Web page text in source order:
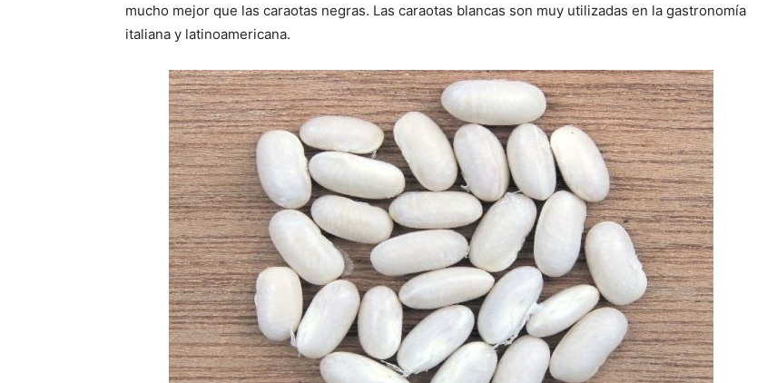
mucho mejor que las caraotas negras. Las caraotas blancas son muy utilizadas en la gastronomía
italiana y latinoamericana.